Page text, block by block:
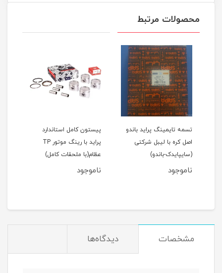
محصولات مرتبط
تسمه تایمینگ پراید باندو
اصل کره با لیبل شرکتی
(سایپایدک-باندو)
ناموجود
پیستون کامل استاندارد
پراید با رینگ موتور TP
عظام(با ملحقات کامل)
ناموجود
مشخصات دیدگاه‌ها